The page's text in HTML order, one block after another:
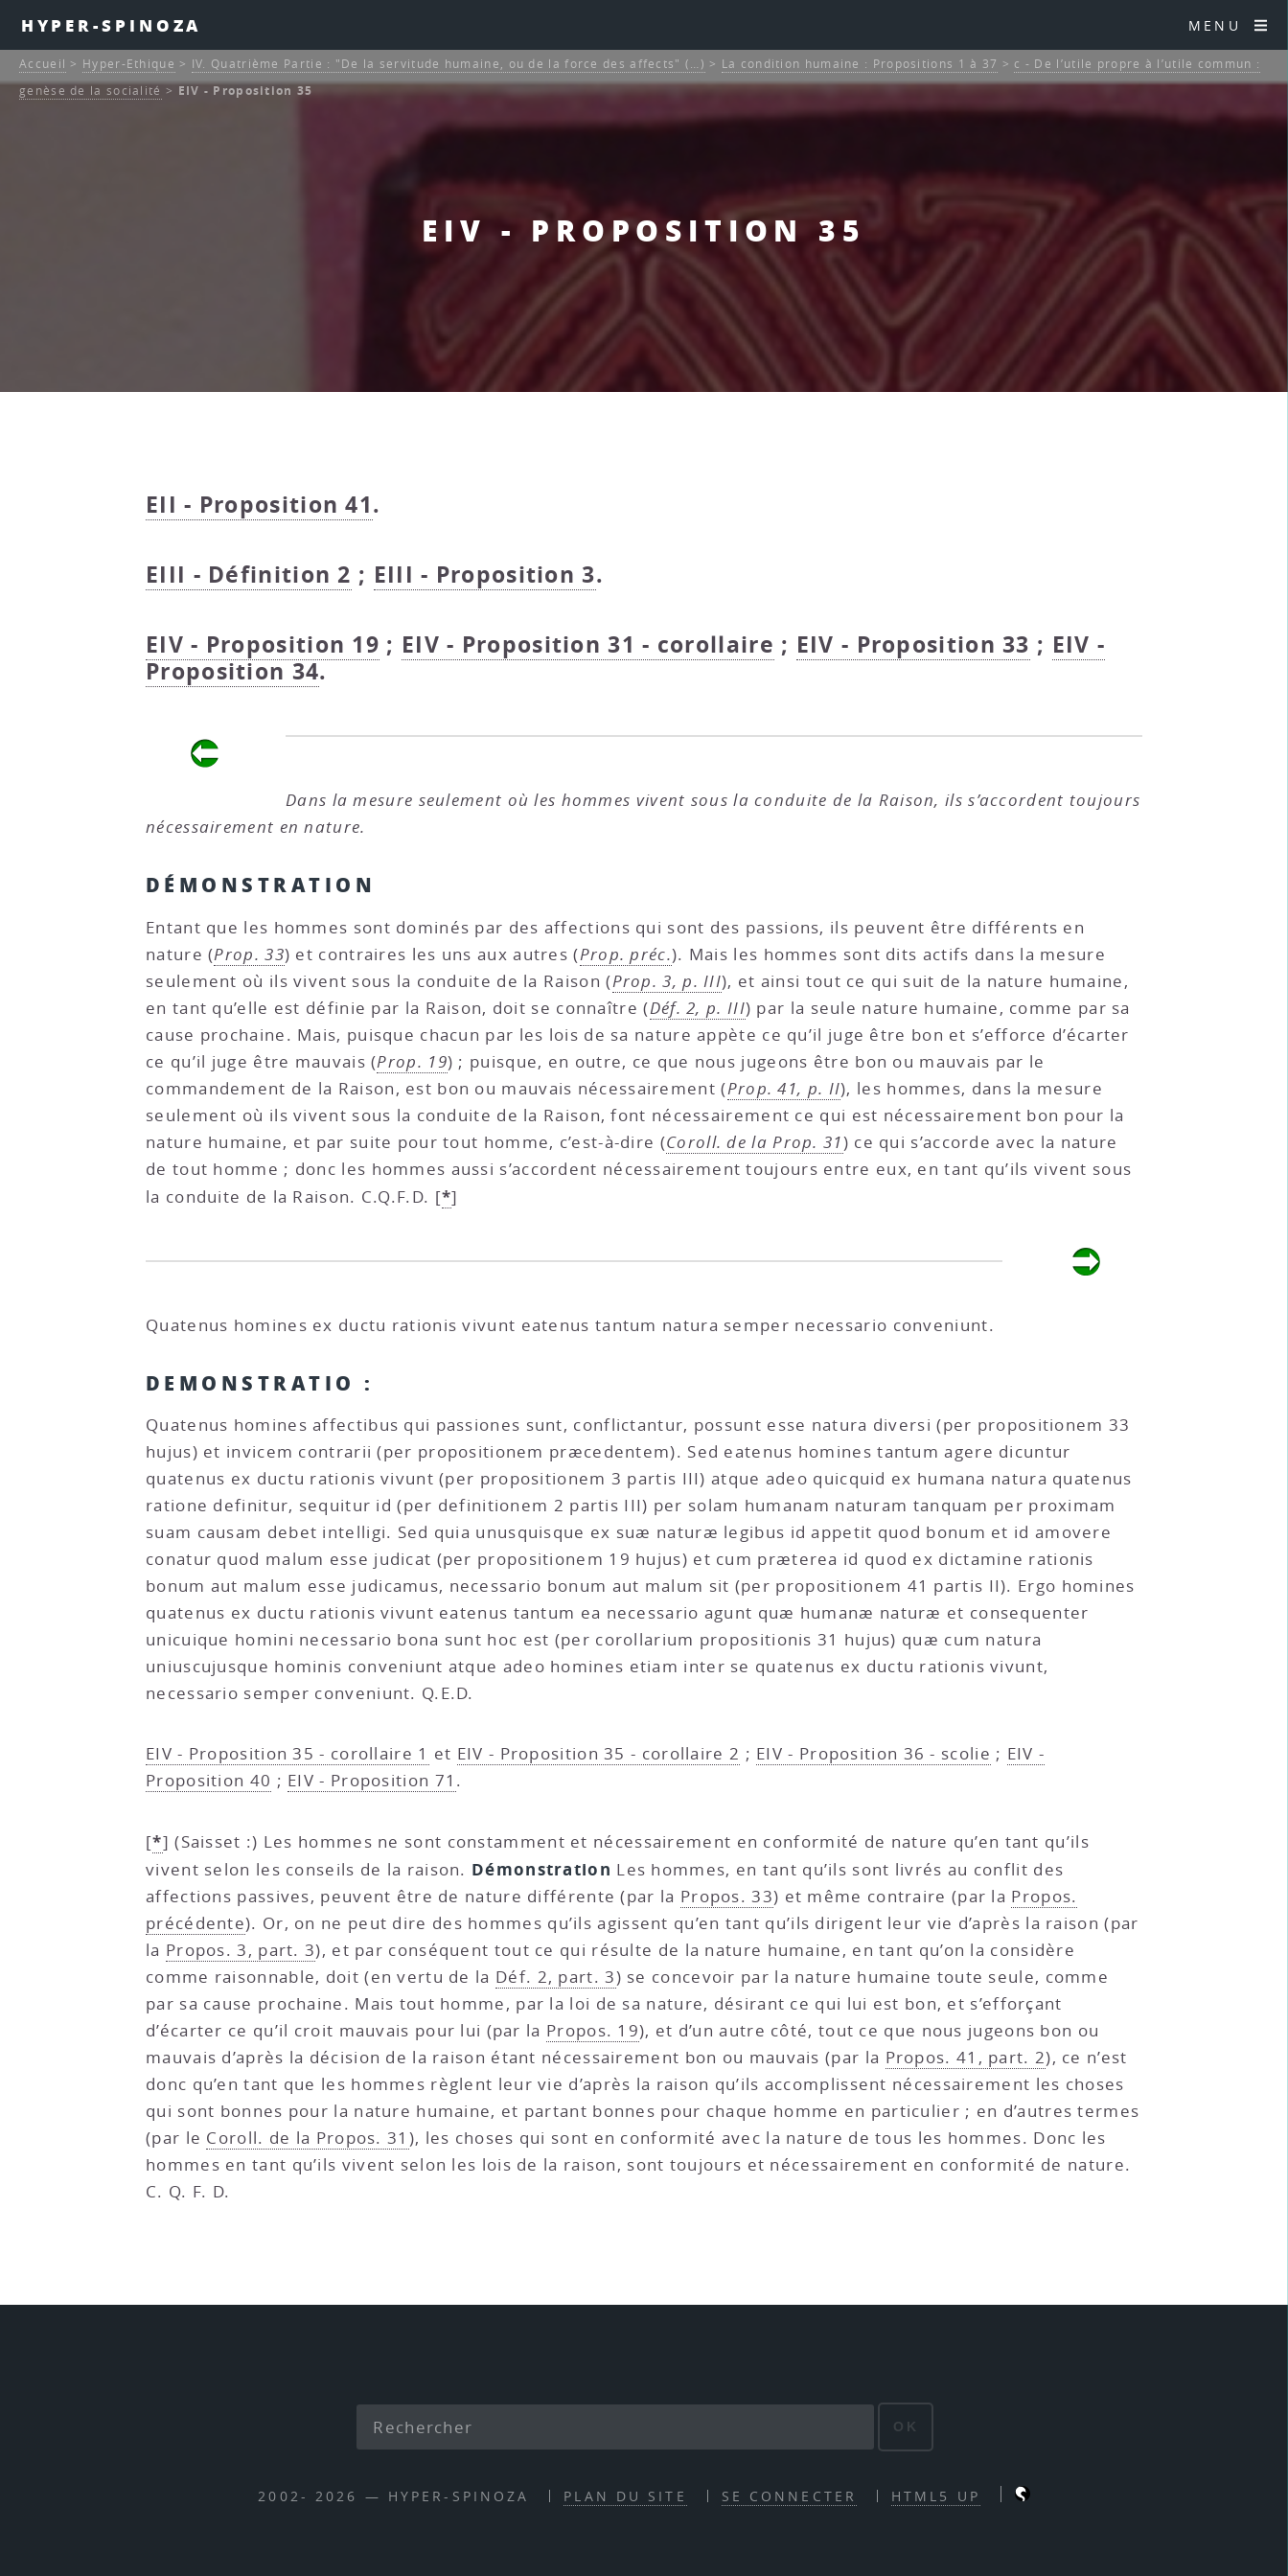
HYPER-SPINOZA MENU
EIV - PROPOSITION 35
Accueil > Hyper-Ethique > IV. Quatrième Partie : "De la servitude humaine, ou de la force des affects" (…) > La condition humaine : Propositions 1 à 37 > c - De l’utile propre à l’utile commun :
genèse de la socialité > EIV - Proposition 35
EII - Proposition 41.
EIII - Définition 2 ; EIII - Proposition 3.
EIV - Proposition 19 ; EIV - Proposition 31 - corollaire ; EIV - Proposition 33 ; EIV -
Proposition 34.
Dans la mesure seulement où les hommes vivent sous la conduite de la Raison, ils s’accordent toujours
nécessairement en nature.
DÉMONSTRATION
Entant que les hommes sont dominés par des affections qui sont des passions, ils peuvent être différents en
nature (Prop. 33) et contraires les uns aux autres (Prop. préc.). Mais les hommes sont dits actifs dans la mesure
seulement où ils vivent sous la conduite de la Raison (Prop. 3, p. III), et ainsi tout ce qui suit de la nature humaine,
en tant qu’elle est définie par la Raison, doit se connaître (Déf. 2, p. III) par la seule nature humaine, comme par sa
cause prochaine. Mais, puisque chacun par les lois de sa nature appète ce qu’il juge être bon et s’efforce d’écarter
ce qu’il juge être mauvais (Prop. 19) ; puisque, en outre, ce que nous jugeons être bon ou mauvais par le
commandement de la Raison, est bon ou mauvais nécessairement (Prop. 41, p. II), les hommes, dans la mesure
seulement où ils vivent sous la conduite de la Raison, font nécessairement ce qui est nécessairement bon pour la
nature humaine, et par suite pour tout homme, c’est-à-dire (Coroll. de la Prop. 31) ce qui s’accorde avec la nature
de tout homme ; donc les hommes aussi s’accordent nécessairement toujours entre eux, en tant qu’ils vivent sous
la conduite de la Raison. C.Q.F.D. [*]
Quatenus homines ex ductu rationis vivunt eatenus tantum natura semper necessario conveniunt.
DEMONSTRATIO :
Quatenus homines affectibus qui passiones sunt, conflictantur, possunt esse natura diversi (per propositionem 33
hujus) et invicem contrarii (per propositionem præcedentem). Sed eatenus homines tantum agere dicuntur
quatenus ex ductu rationis vivunt (per propositionem 3 partis III) atque adeo quicquid ex humana natura quatenus
ratione definitur, sequitur id (per definitionem 2 partis III) per solam humanam naturam tanquam per proximam
suam causam debet intelligi. Sed quia unusquisque ex suæ naturæ legibus id appetit quod bonum et id amovere
conatur quod malum esse judicat (per propositionem 19 hujus) et cum præterea id quod ex dictamine rationis
bonum aut malum esse judicamus, necessario bonum aut malum sit (per propositionem 41 partis II). Ergo homines
quatenus ex ductu rationis vivunt eatenus tantum ea necessario agunt quæ humanæ naturæ et consequenter
unicuique homini necessario bona sunt hoc est (per corollarium propositionis 31 hujus) quæ cum natura
uniuscujusque hominis conveniunt atque adeo homines etiam inter se quatenus ex ductu rationis vivunt,
necessario semper conveniunt. Q.E.D.
EIV - Proposition 35 - corollaire 1 et EIV - Proposition 35 - corollaire 2 ; EIV - Proposition 36 - scolie ; EIV -
Proposition 40 ; EIV - Proposition 71 .
[*](Saisset :) Les hommes ne sont constamment et nécessairement en conformité de nature qu’en tant qu’ils
vivent selon les conseils de la raison. Démonstration Les hommes, en tant qu’ils sont livrés au conflit des
affections passives, peuvent être de nature différente (par la Propos. 33) et même contraire (par la Propos.
précédente). Or, on ne peut dire des hommes qu’ils agissent qu’en tant qu’ils dirigent leur vie d’après la raison (par
la Propos. 3, part. 3), et par conséquent tout ce qui résulte de la nature humaine, en tant qu’on la considère
comme raisonnable, doit (en vertu de la Déf. 2, part. 3) se concevoir par la nature humaine toute seule, comme
par sa cause prochaine. Mais tout homme, par la loi de sa nature, désirant ce qui lui est bon, et s’efforçant
d’écarter ce qu’il croit mauvais pour lui (par la Propos. 19), et d’un autre côté, tout ce que nous jugeons bon ou
mauvais d’après la décision de la raison étant nécessairement bon ou mauvais (par la Propos. 41, part. 2), ce n’est
donc qu’en tant que les hommes règlent leur vie d’après la raison qu’ils accomplissent nécessairement les choses
qui sont bonnes pour la nature humaine, et partant bonnes pour chaque homme en particulier ; en d’autres termes
(par le Coroll. de la Propos. 31 ), les choses qui sont en conformité avec la nature de tous les hommes. Donc les
hommes en tant qu’ils vivent selon les lois de la raison, sont toujours et nécessairement en conformité de nature.
C. Q. F. D.
OK
2002- 2026 — HYPER-SPINOZA PLAN DU SITE SE CONNECTER HTML5 UP